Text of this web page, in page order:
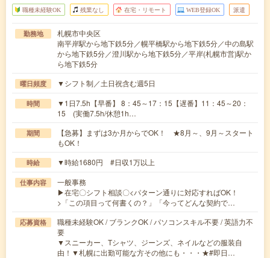
職種未経験OK 残業なし 在宅・リモート WEB登録OK 派遣
勤務地
札幌市中央区
南平岸駅から地下鉄5分／幌平橋駅から地下鉄5分／中の島駅
から地下鉄5分／澄川駅から地下鉄5分／平岸(札幌市営)駅か
ら地下鉄5分
曜日頻度 ▼シフト制／土日祝含む週5日
時間
▼1日7.5h【早番】 8：45～17：15【遅番】11：45～20：
15 (実働7.5h/休憩1h…
期間
【急募】まずは3か月からでOK！ ★8月～、9月～スタート
もOK！
時給 ▼時給1680円 #日収1万以上
仕事内容
一般事務
▶在宅〇シフト相談〇<パターン通りに対応すればOK！
>「この項目って何書くの？」「今ってどんな契約で…
応募資格
職種未経験OK / ブランクOK / パソコンスキル不要 / 英語力不
要
▼スニーカー、Tシャツ、ジーンズ、ネイルなどの服装自
由！▼札幌に出勤可能な方その他にも・・・★#即日…